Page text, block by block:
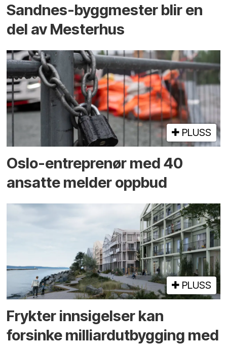
Sandnes-byggmester blir en
del av Mesterhus
PLUSS
Oslo-entreprenør med 40
ansatte melder oppbud
PLUSS
Frykter innsigelser kan
forsinke milliard­utbygging med